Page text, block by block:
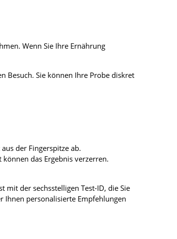
Wenn Sie Ihre Ernährung
Besuch. Sie können Ihre Probe diskret
der Fingerspitze ab.
das Ergebnis verzerren.
mit der sechsstelligen Test-ID, die Sie
Ihnen personalisierte Empfehlungen